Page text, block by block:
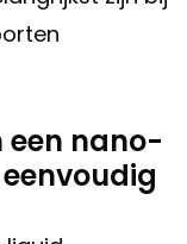
een nano-